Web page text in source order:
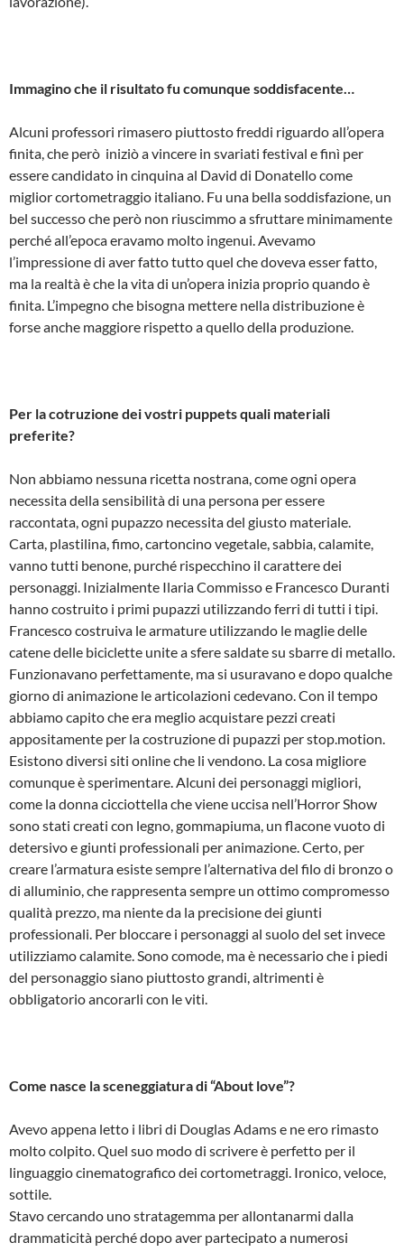
Immagino che il risultato fu comunque soddisfacente…
Alcuni professori rimasero piuttosto freddi riguardo all’opera
finita, che però iniziò a vincere in svariati festival e finì per
essere candidato in cinquina al David di Donatello come
miglior cortometraggio italiano. Fu una bella soddisfazione, un
bel successo che però non riuscimmo a sfruttare minimamente
perché all’epoca eravamo molto ingenui. Avevamo
l’impressione di aver fatto tutto quel che doveva esser fatto,
ma la realtà è che la vita di un’opera inizia proprio quando è
finita. L’impegno che bisogna mettere nella distribuzione è
forse anche maggiore rispetto a quello della produzione.
Per la cotruzione dei vostri puppets quali materiali
preferite?
Non abbiamo nessuna ricetta nostrana, come ogni opera
necessita della sensibilità di una persona per essere
raccontata, ogni pupazzo necessita del giusto materiale.
Carta, plastilina, fimo, cartoncino vegetale, sabbia, calamite,
vanno tutti benone, purché rispecchino il carattere dei
personaggi. Inizialmente Ilaria Commisso e Francesco Duranti
hanno costruito i primi pupazzi utilizzando ferri di tutti i tipi.
Francesco costruiva le armature utilizzando le maglie delle
catene delle biciclette unite a sfere saldate su sbarre di metallo.
Funzionavano perfettamente, ma si usuravano e dopo qualche
giorno di animazione le articolazioni cedevano. Con il tempo
abbiamo capito che era meglio acquistare pezzi creati
appositamente per la costruzione di pupazzi per stop.motion.
Esistono diversi siti online che li vendono. La cosa migliore
comunque è sperimentare. Alcuni dei personaggi migliori,
come la donna cicciottella che viene uccisa nell’Horror Show
sono stati creati con legno, gommapiuma, un flacone vuoto di
detersivo e giunti professionali per animazione. Certo, per
creare l’armatura esiste sempre l’alternativa del filo di bronzo o
di alluminio, che rappresenta sempre un ottimo compromesso
qualità prezzo, ma niente da la precisione dei giunti
professionali. Per bloccare i personaggi al suolo del set invece
utilizziamo calamite. Sono comode, ma è necessario che i piedi
del personaggio siano piuttosto grandi, altrimenti è
obbligatorio ancorarli con le viti.
Come nasce la sceneggiatura di “About love”?
Avevo appena letto i libri di Douglas Adams e ne ero rimasto
molto colpito. Quel suo modo di scrivere è perfetto per il
linguaggio cinematografico dei cortometraggi. Ironico, veloce,
sottile.
Stavo cercando uno stratagemma per allontanarmi dalla
drammaticità perché dopo aver partecipato a numerosi